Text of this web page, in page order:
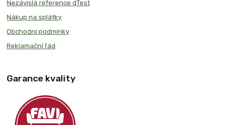
Nezávislá reference dTest
Nákup na splátky
Obchodní podmínky
Reklamační řád
Garance kvality